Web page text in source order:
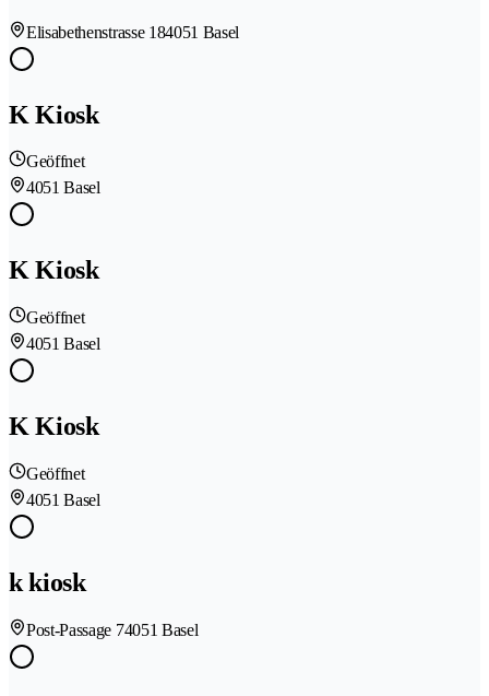
Elisabethenstrasse 184051 Basel
K Kiosk
Geöffnet
4051 Basel
K Kiosk
Geöffnet
4051 Basel
K Kiosk
Geöffnet
4051 Basel
k kiosk
Post-Passage 74051 Basel